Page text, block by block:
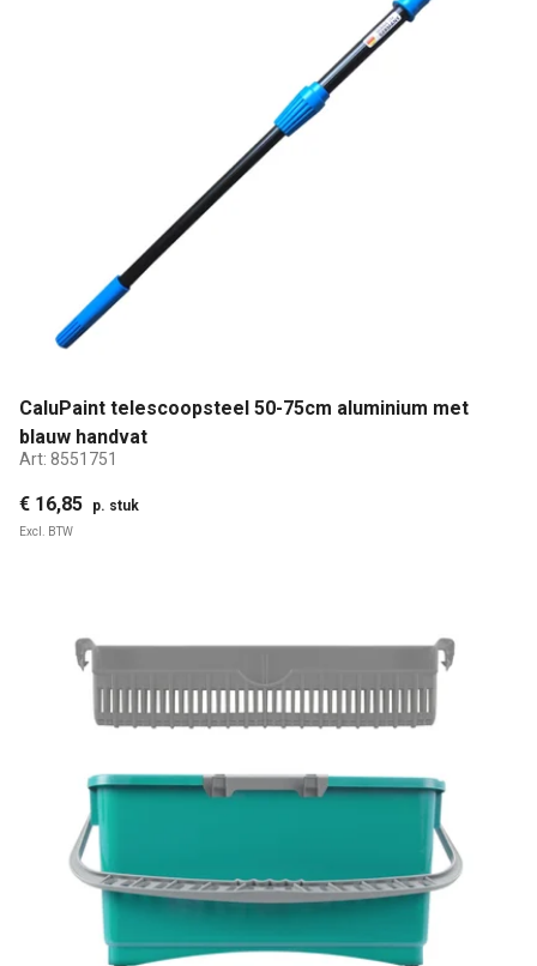
CaluPaint telescoopsteel 50-75cm aluminium met
blauw handvat
Art: 8551751
€ 16,85 p. stuk
Excl. BTW